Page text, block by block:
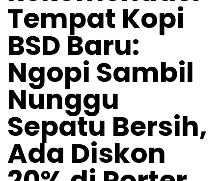
Tempat Kopi
BSD Baru:
Ngopi Sambil
Nunggu
Sepatu Bersih,
Ada Diskon